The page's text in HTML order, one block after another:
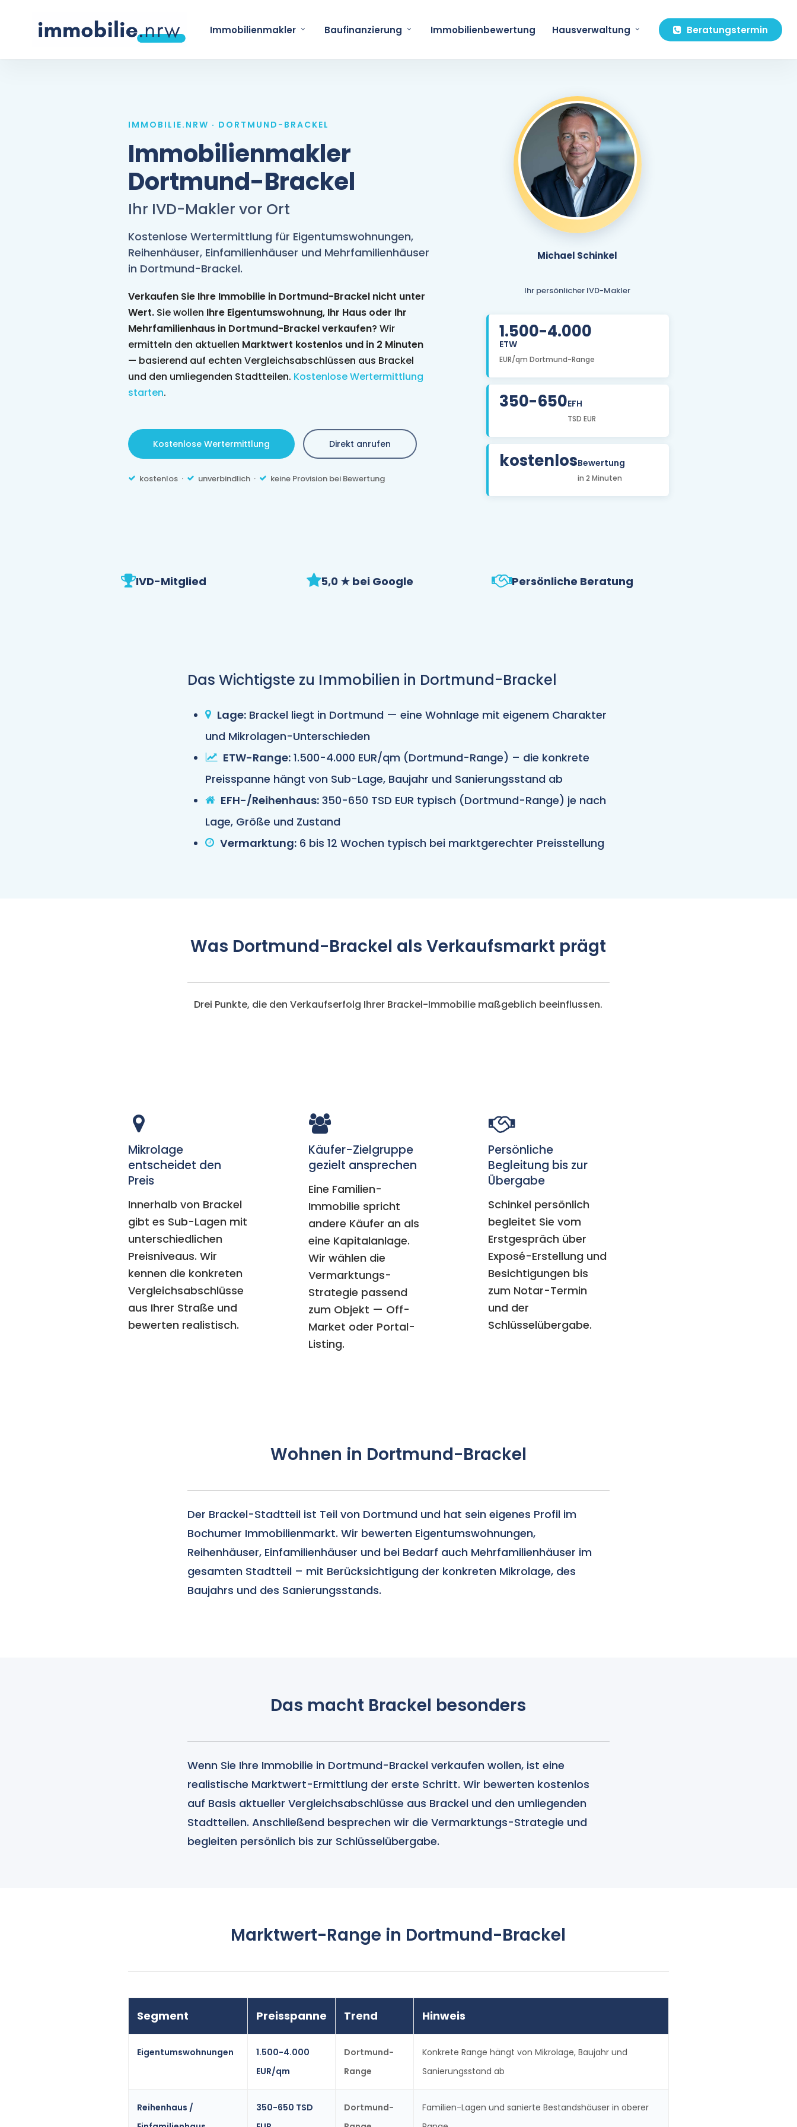
Immobilienmakler Baufinanzierung Immobilienbewertung Hausverwaltung Beratungstermin
IMMOBILIE.NRW · DORTMUND-BRACKEL
Immobilienmakler
Dortmund-Brackel
Ihr IVD-Makler vor Ort
Kostenlose Wertermittlung für Eigentumswohnungen,
Reihenhäuser, Einfamilienhäuser und Mehrfamilienhäuser
in Dortmund-Brackel.
Verkaufen Sie Ihre Immobilie in Dortmund-Brackel nicht unter
Wert.Sie wollen Ihre Eigentumswohnung, Ihr Haus oder Ihr
Mehrfamilienhaus in Dortmund-Brackel verkaufen? Wir
ermitteln den aktuellen Marktwert kostenlos und in 2 Minuten
— basierend auf echten Vergleichsabschlüssen aus Brackel
und den umliegenden Stadtteilen. Kostenlose Wertermittlung
starten.
Kostenlose Wertermittlung Direkt anrufen
kostenlos · unverbindlich · keine Provision bei Bewertung
Michael Schinkel
Ihr persönlicher IVD-Makler
1.500-4.000
ETW
EUR/qm Dortmund-Range
350-650EFH
TSD EUR
kostenlosBewertung
in 2 Minuten
IVD-Mitglied 5,0 ★ bei Google Persönliche Beratung
Das Wichtigste zu Immobilien in Dortmund-Brackel
Lage: Brackel liegt in Dortmund — eine Wohnlage mit eigenem Charakter
und Mikrolagen-Unterschieden
ETW-Range: 1.500-4.000 EUR/qm (Dortmund-Range) – die konkrete
Preisspanne hängt von Sub-Lage, Baujahr und Sanierungsstand ab
EFH-/Reihenhaus: 350-650 TSD EUR typisch (Dortmund-Range) je nach
Lage, Größe und Zustand
Vermarktung: 6 bis 12 Wochen typisch bei marktgerechter Preisstellung
Was Dortmund-Brackel als Verkaufsmarkt prägt
Drei Punkte, die den Verkaufserfolg Ihrer Brackel-Immobilie maßgeblich beeinflussen.
Mikrolage
entscheidet den
Preis
Innerhalb von Brackel
gibt es Sub-Lagen mit
unterschiedlichen
Preisniveaus. Wir
kennen die konkreten
Vergleichsabschlüsse
aus Ihrer Straße und
bewerten realistisch.
Käufer-Zielgruppe
gezielt ansprechen
Eine Familien-
Immobilie spricht
andere Käufer an als
eine Kapitalanlage.
Wir wählen die
Vermarktungs-
Strategie passend
zum Objekt — Off-
Market oder Portal-
Listing.
Persönliche
Begleitung bis zur
Übergabe
Schinkel persönlich
begleitet Sie vom
Erstgespräch über
Exposé-Erstellung und
Besichtigungen bis
zum Notar-Termin
und der
Schlüsselübergabe.
Wohnen in Dortmund-Brackel
Der Brackel-Stadtteil ist Teil von Dortmund und hat sein eigenes Profil im
Bochumer Immobilienmarkt. Wir bewerten Eigentumswohnungen,
Reihenhäuser, Einfamilienhäuser und bei Bedarf auch Mehrfamilienhäuser im
gesamten Stadtteil – mit Berücksichtigung der konkreten Mikrolage, des
Baujahrs und des Sanierungsstands.
Das macht Brackel besonders
Wenn Sie Ihre Immobilie in Dortmund-Brackel verkaufen wollen, ist eine
realistische Marktwert-Ermittlung der erste Schritt. Wir bewerten kostenlos
auf Basis aktueller Vergleichsabschlüsse aus Brackel und den umliegenden
Stadtteilen. Anschließend besprechen wir die Vermarktungs-Strategie und
begleiten persönlich bis zur Schlüsselübergabe.
Marktwert-Range in Dortmund-Brackel
Segment Preisspanne Trend Hinweis
Eigentumswohnungen
1.500-4.000
EUR/qm
Dortmund-
Range
Konkrete Range hängt von Mikrolage, Baujahr und
Sanierungsstand ab
Reihenhaus /
350-650 TSD
Dortmund-
Familien-Lagen und sanierte Bestandshäuser in oberer